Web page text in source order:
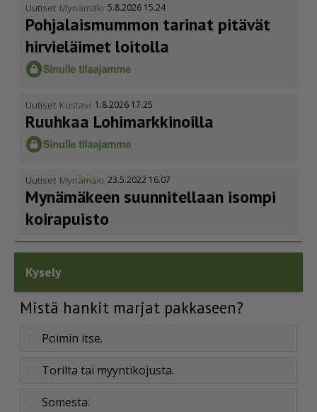
Uutiset Mynämäki 5.8.2026 15.24
Pohja­lais­mummon tarinat pitävät
hirvieläimet loitolla
Uutiset Kustavi 1.8.2026 17.25
Ruuhkaa Lohimark­ki­noilla
Uutiset Mynämäki 23.5.2022 16.07
Mynämäkeen suunnitellaan isompi
koirapuisto
Kysely
Mistä hankit marjat pakkaseen?
Poimin itse.
Torilta tai myyntikojusta.
Somesta.